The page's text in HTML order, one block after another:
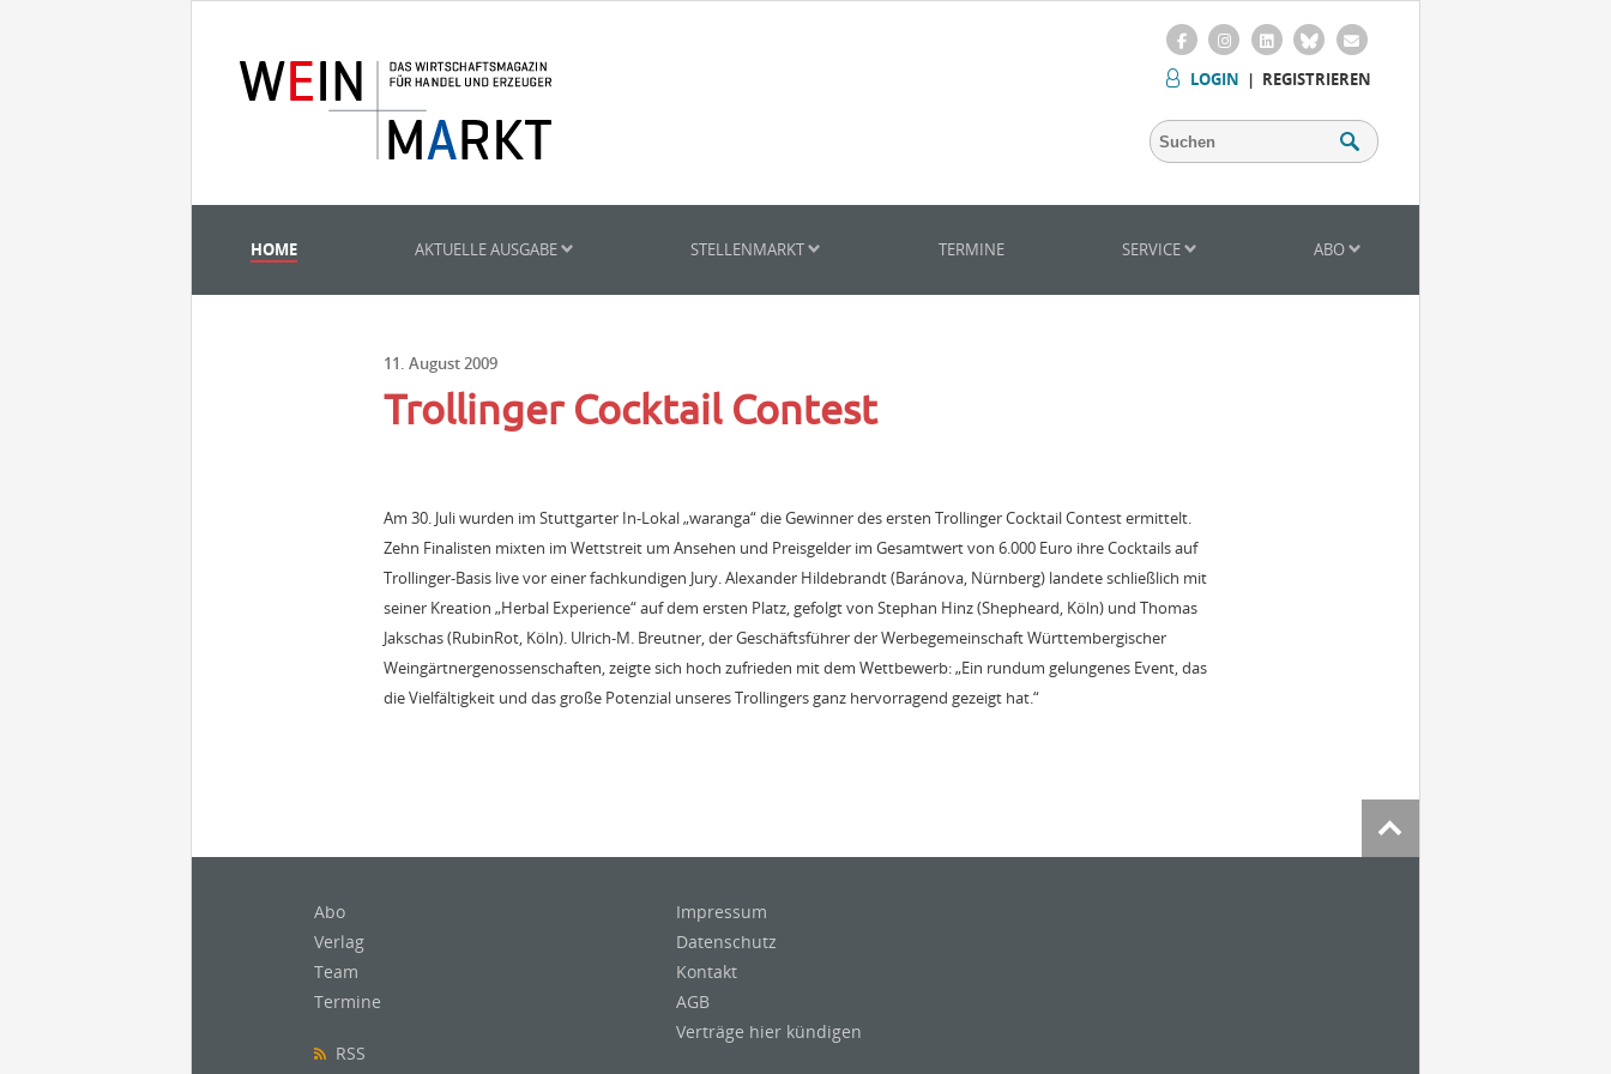
LOGIN | REGISTRIEREN
HOME AKTUELLE AUSGABE STELLENMARKT TERMINE SERVICE ABO
11. August 2009
Trollinger Cocktail Contest
Am 30. Juli wurden im Stuttgarter In-Lokal „waranga“ die Gewinner des ersten Trollinger Cocktail Contest ermittelt.
Zehn Finalisten mixten im Wettstreit um Ansehen und Preisgelder im Gesamtwert von 6.000 Euro ihre Cocktails auf
Trollinger-Basis live vor einer fachkundigen Jury. Alexander Hildebrandt (Baránova, Nürnberg) landete schließlich mit
seiner Kreation „Herbal Experience“ auf dem ersten Platz, gefolgt von Stephan Hinz (Shepheard, Köln) und Thomas
Jakschas (RubinRot, Köln). Ulrich-M. Breutner, der Geschäftsführer der Werbegemeinschaft Württembergischer
Weingärtnergenossenschaften, zeigte sich hoch zufrieden mit dem Wettbewerb: „Ein rundum gelungenes Event, das
die Vielfältigkeit und das große Potenzial unseres Trollingers ganz hervorragend gezeigt hat.“
Abo
Verlag
Team
Termine
RSS
Impressum
Datenschutz
Kontakt
AGB
Verträge hier kündigen